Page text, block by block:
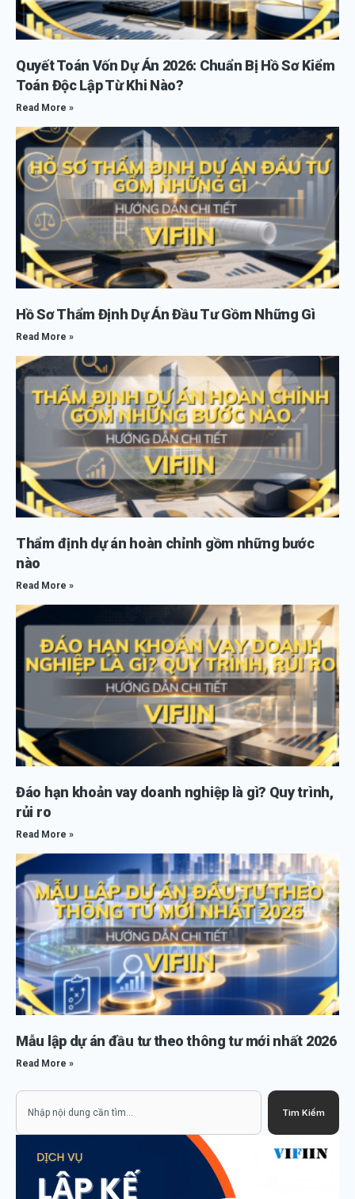
Quyết Toán Vốn Dự Án 2026: Chuẩn Bị Hồ Sơ Kiểm
Toán Độc Lập Từ Khi Nào?
Read More »
Hồ Sơ Thẩm Định Dự Án Đầu Tư Gồm Những Gì
Read More »
Thẩm định dự án hoàn chỉnh gồm những bước
nào
Read More »
Đáo hạn khoản vay doanh nghiệp là gì? Quy trình,
rủi ro
Read More »
Mẫu lập dự án đầu tư theo thông tư mới nhất 2026
Read More »
Tìm Kiếm